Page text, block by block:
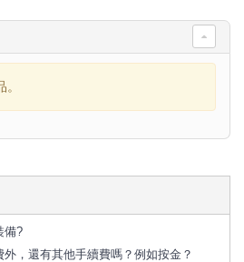
備?
，還有其他手續費嗎？例如按金？